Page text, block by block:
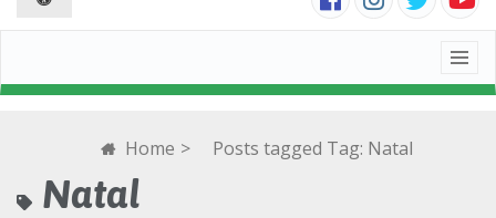
Home > Posts tagged Tag: Natal
Natal